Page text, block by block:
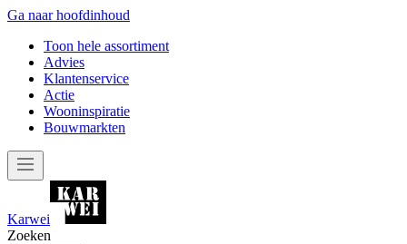
Ga naar hoofdinhoud
Toon hele assortiment
Advies
Klantenservice
Actie
Wooninspiratie
Bouwmarkten
Karwei
Zoeken